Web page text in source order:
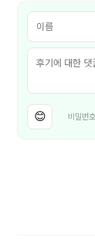
김지혜
김휘
노준영
Maria
😊 비밀번